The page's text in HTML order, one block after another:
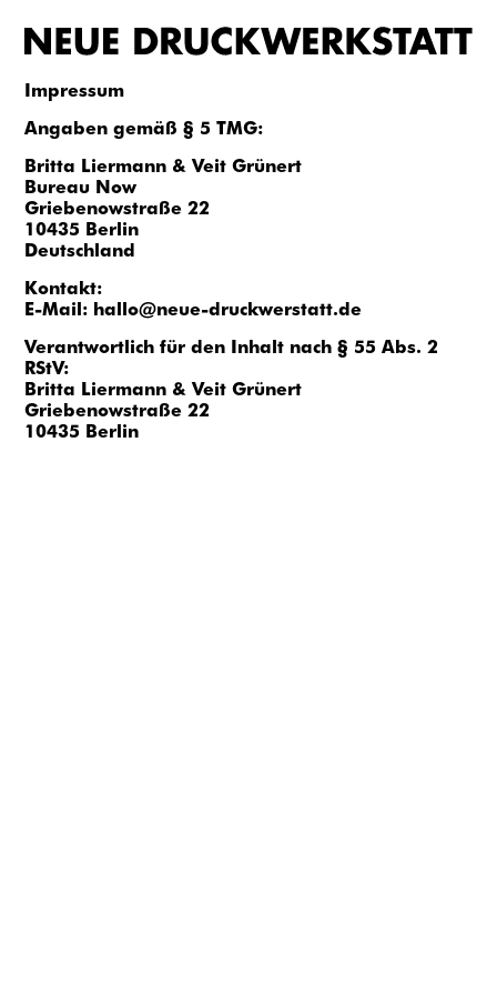
Impressum
Angaben gemäß § 5 TMG:
Britta Liermann & Veit Grünert
Bureau Now
Griebenowstraße 22
10435 Berlin
Deutschland
Kontakt:
E-Mail: hallo@neue-druckwerstatt.de
Verantwortlich für den Inhalt nach § 55 Abs. 2
RStV:
Britta Liermann & Veit Grünert
Griebenowstraße 22
10435 Berlin